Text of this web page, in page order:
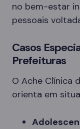
no bem-estar
pessoais
Casos
Prefeituras
O Ache Clínica
orienta em